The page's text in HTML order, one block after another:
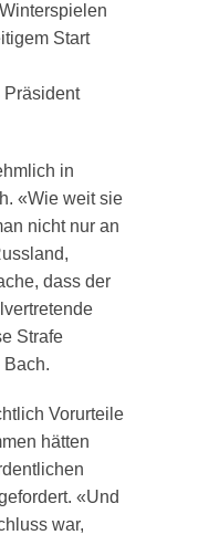
Start
Präsident
in
«Wie weit sie
nicht nur an
dass der
Strafe
Vorurteile
hätten
«Und
war,